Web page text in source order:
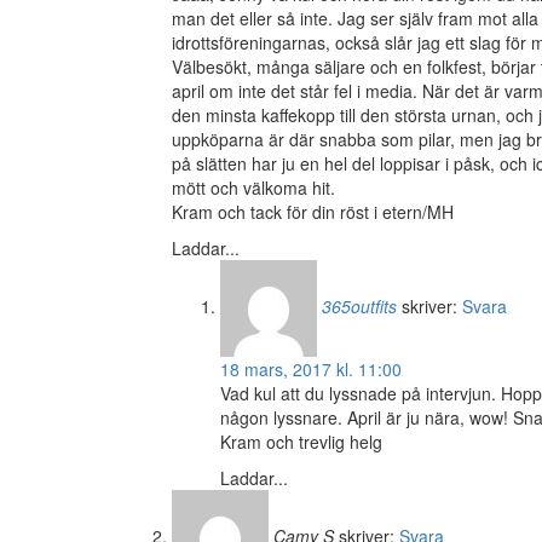
man det eller så inte. Jag ser själv fram mot
idrottsföreningarnas, också slår jag ett slag för
Välbesökt, många säljare och en folkfest,
april om inte det står fel i media. När det är
den minsta kaffekopp till den största urnan,
uppköparna är där snabba som pilar, men jag
på slätten har ju en hel del loppisar i påsk, och
mött och välkoma hit.
Kram och tack för din röst i etern/MH
Laddar...
365outfits skriver: Svara
18 mars, 2017 kl. 11:00
Vad kul att du lyssnade på intervjun.
någon lyssnare. April är ju nära, wow!
Kram och trevlig helg
Laddar...
Camy S skriver: Svara